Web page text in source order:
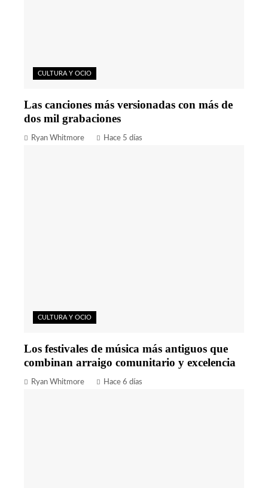
CULTURA Y OCIO
Las canciones más versionadas con más de
dos mil grabaciones
Ryan Whitmore Hace 5 días
CULTURA Y OCIO
Los festivales de música más antiguos que
combinan arraigo comunitario y excelencia
Ryan Whitmore Hace 6 días